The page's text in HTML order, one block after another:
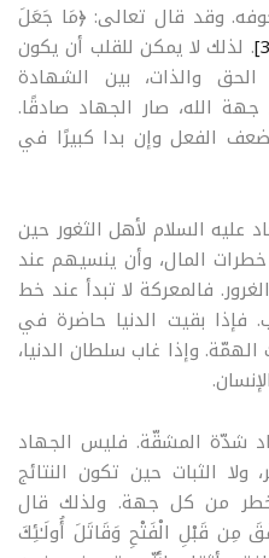
وقد قال تعالى: ﴿مَا جَعَلَ
. لذلك لا يمكن للقلب أن يكون
والذات، بين الشهادة
الله، صار الجهاد صادقًا.
الفعل وإن بدا كبيرًا في
عليه السلام لأهل الثغور حين
المال، وأن ينسيهم عند
فالمعركة لا تبدأ عند خط
فإذا بقيت الدنيا حاضرة في
وإذا غاب سلطان الدنيا،
.
شدّة المشقّة. فليس الجهاد
الثبات حين تكون النتائج
من كل جهة. ولذلك قال
مِن قَبْلِ الْفَتْحِ وَقَاتَلَ أُولَـٰئِكَ